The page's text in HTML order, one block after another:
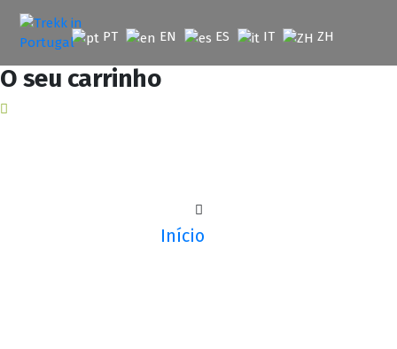
para
conteúdo
PT EN ES IT ZH
O seu carrinho
Início